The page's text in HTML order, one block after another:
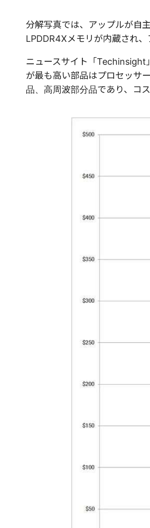
分解写真では、アップルが自
LPDDR4Xメモリが内蔵され
ニュースサイト「Techinsight
が最も高い部品はプロセッサ
品、高周波部分品であり、コ